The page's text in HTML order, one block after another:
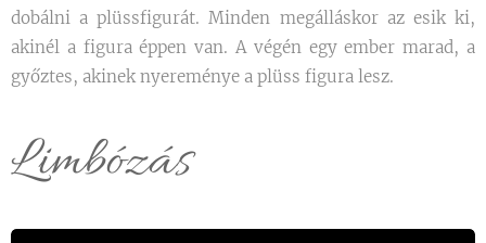
dobálni a plüssfigurát. Minden megálláskor az esik ki,
akinél a figura éppen van. A végén egy ember marad, a
győztes, akinek nyereménye a plüss figura lesz.
Limbózás